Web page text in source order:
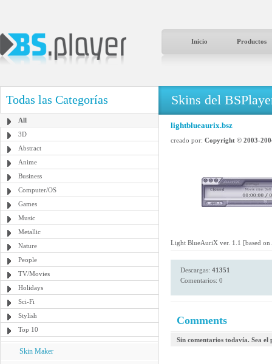
Inicio Productos
Todas las Categorías
All
3D
Abstract
Anime
Business
Computer/OS
Games
Music
Metallic
Nature
People
TV/Movies
Holidays
Sci-Fi
Stylish
Top 10
Skin Maker
Skins del
lightblueaurix.bsz
creado por: Copyright © 2003-
Light BlueAuriX ver. 1.1 [based
Descargas: 41351
Comentarios: 0
Comments
Sin comentarios todavía. Sea